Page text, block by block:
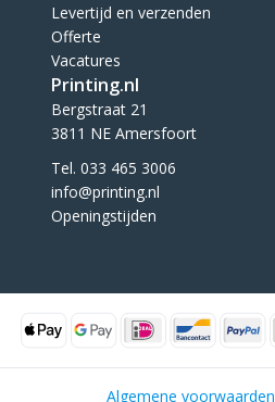
Levertijd en verzenden
Offerte
Vacatures
Printing.nl
Bergstraat 21
3811 NE Amersfoort
Tel. 033 465 3006
info@printing.nl
Openingstijden
Algemene voorwaarden